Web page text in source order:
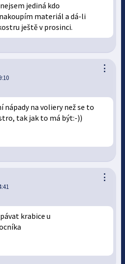
jediná kdo
materiál a dá-li
ještě v prosinci.
⋮
na voliery než se to
tak jak to má být:-))
⋮
krabice u